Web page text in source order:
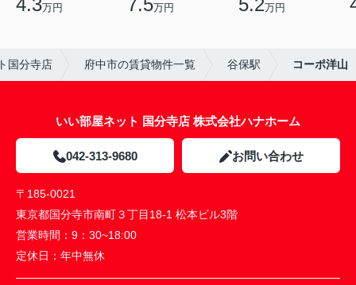
4.3万円 7.5万円 5.2万円
国分寺店 府中市の賃貸物件一覧 谷保駅 コーポ洋山
いい部屋ネット 国分寺店 株式会社ハナホーム
042-313-9680 お問い合わせ
〒185-0021
東京都国分寺市南町３丁目18-1 松本ビル3階
営業時間： 9：30~18:00
定休日： 年中無休